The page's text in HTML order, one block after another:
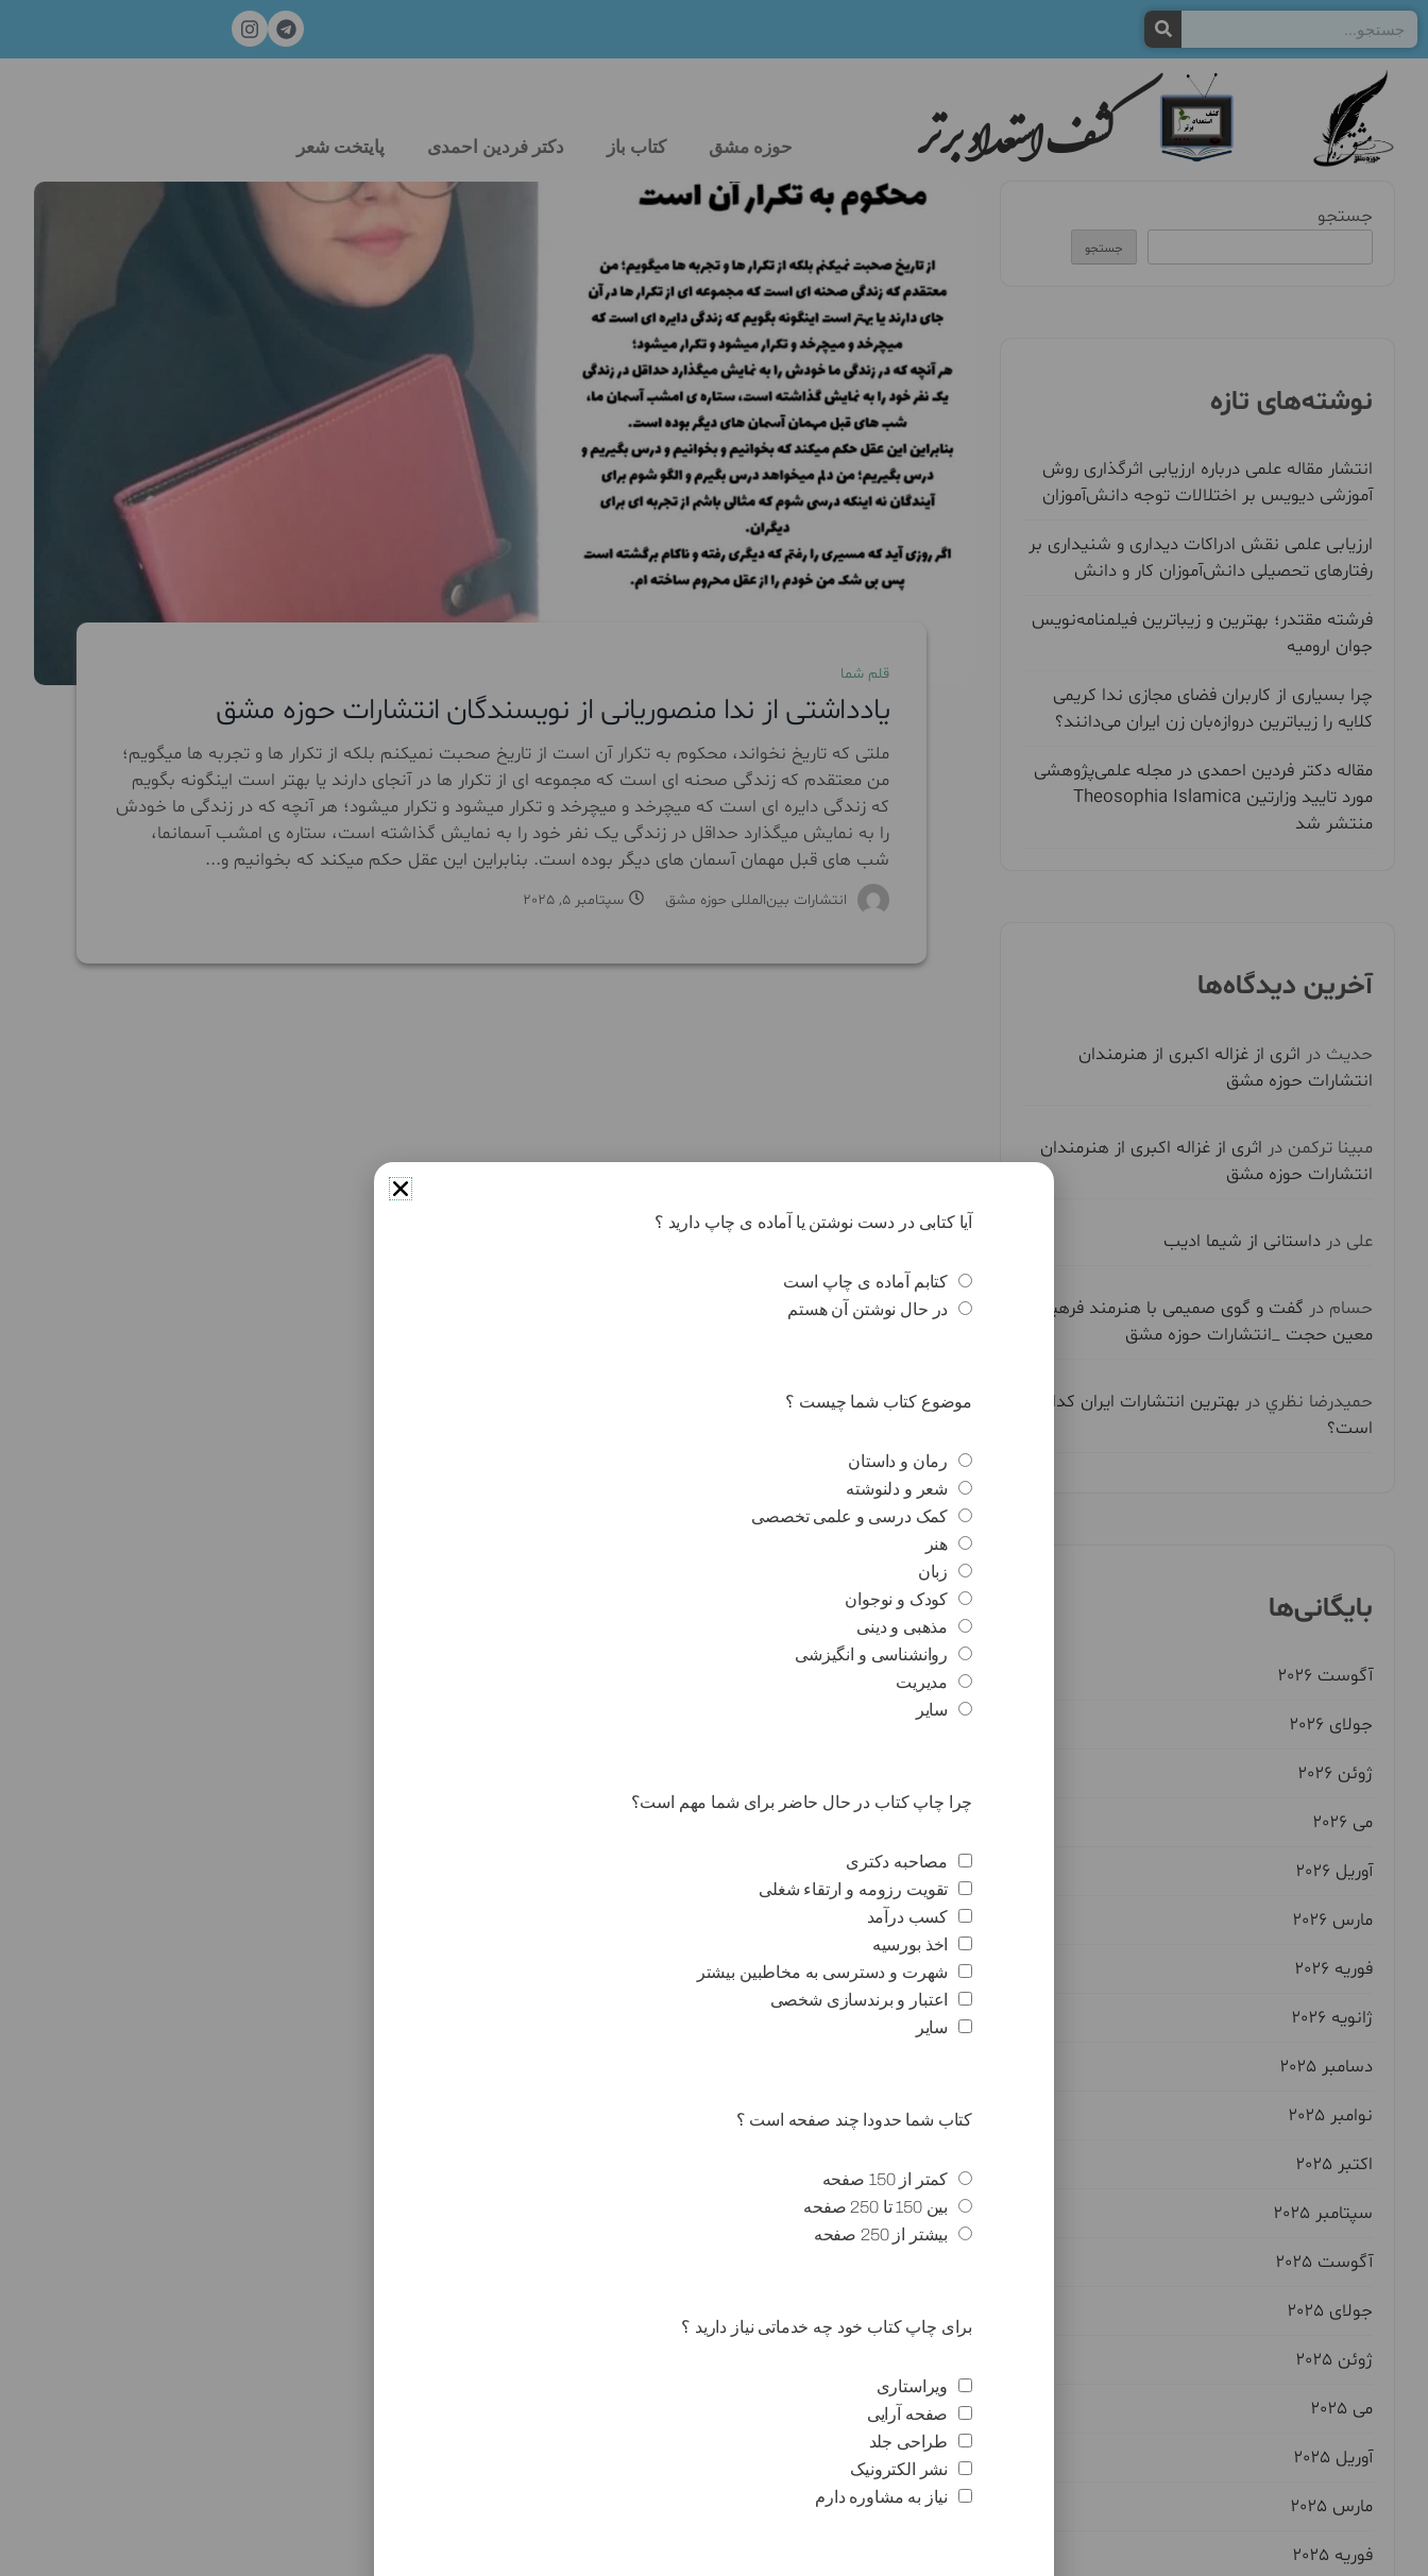
کشف استعداد برتر حوزه مشق کتاب باز دکتر فردین احمدی پایتخت شعر
قلم شما
یادداشتی از ندا منصوریانی از نویسندگان انتشارات حوزه مشق
ملتی که تاریخ نخواند، محکوم به تکرار آن است از تاریخ صحبت نمیکنم بلکه از تکرار ها و تجربه ها میگویم؛
من معتقدم که زندگی صحنه ای است که مجموعه ای از تکرار ها در آنجای دارند یا بهتر است اینگونه بگویم
که زندگی دایره ای است که میچرخد و میچرخد و تکرار میشود و تکرار میشود؛ هر آنچه که در زندگی ما خودش
را به نمایش میگذارد حداقل در زندگی یک نفر خود را به نمایش گذاشته است، ستاره ی امشب آسمانما،
شب های قبل مهمان آسمان های دیگر بوده است. بنابراین این عقل حکم میکند که بخوانیم و...
انتشارات بین‌المللی حوزه مشق سپتامبر 5, 2025
جستجو
جستجو
نوشته‌های تازه
انتشار مقاله علمی درباره ارزیابی اثرگذاری روش
آموزشی دیویس بر اختلالات توجه دانش‌آموزان
ارزیابی علمی نقش ادراکات دیداری و شنیداری بر
رفتارهای تحصیلی دانش‌آموزان کار و دانش
فرشته مقتدر؛ بهترین و زیباترین فیلمنامه‌نویس
جوان ارومیه
چرا بسیاری از کاربران فضای مجازی ندا کریمی
کلایه را زیباترین دروازه‌بان زن ایران می‌دانند؟
مقاله دکتر فردین احمدی در مجله علمی‌پژوهشی
مورد تایید وزارتین Theosophia Islamica
منتشر شد
آخرین دیدگاه‌ها
حدیث در اثری از غزاله اکبری از هنرمندان
انتشارات حوزه مشق
مبینا ترکمن در اثری از غزاله اکبری از هنرمندان
انتشارات حوزه مشق
علی در داستانی از شیما ادیب
حسام در گفت و گوی صمیمی با هنرمند فرهیخته
معین حجت _انتشارات حوزه مشق
حميدرضا نظري در بهترین انتشارات ایران کدام
است؟
بایگانی‌ها
آگوست 2026
جولای 2026
ژوئن 2026
می 2026
آوریل 2026
مارس 2026
فوریه 2026
ژانویه 2026
دسامبر 2025
نوامبر 2025
اکتبر 2025
سپتامبر 2025
آگوست 2025
جولای 2025
ژوئن 2025
می 2025
آوریل 2025
مارس 2025
فوریه 2025
آیا کتابی در دست نوشتن یا آماده ی چاپ دارید ؟
کتابم آماده ی چاپ است
در حال نوشتن آن هستم